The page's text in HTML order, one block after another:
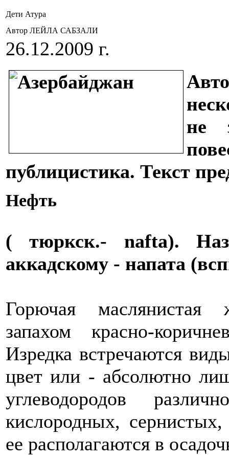
Дети Атура
Автор ЛЕЙЛА САБЗАЛИ
26.12.2009 г.
не
публицистика. Текст
Нефть
( тюркск.- nаftа).
аккадскому - напата
Горючая маслянистая
запахом красно-
Изредка встречаются
цвет или - абсолютно
углеводородов
кислородных,
ее располагаются в